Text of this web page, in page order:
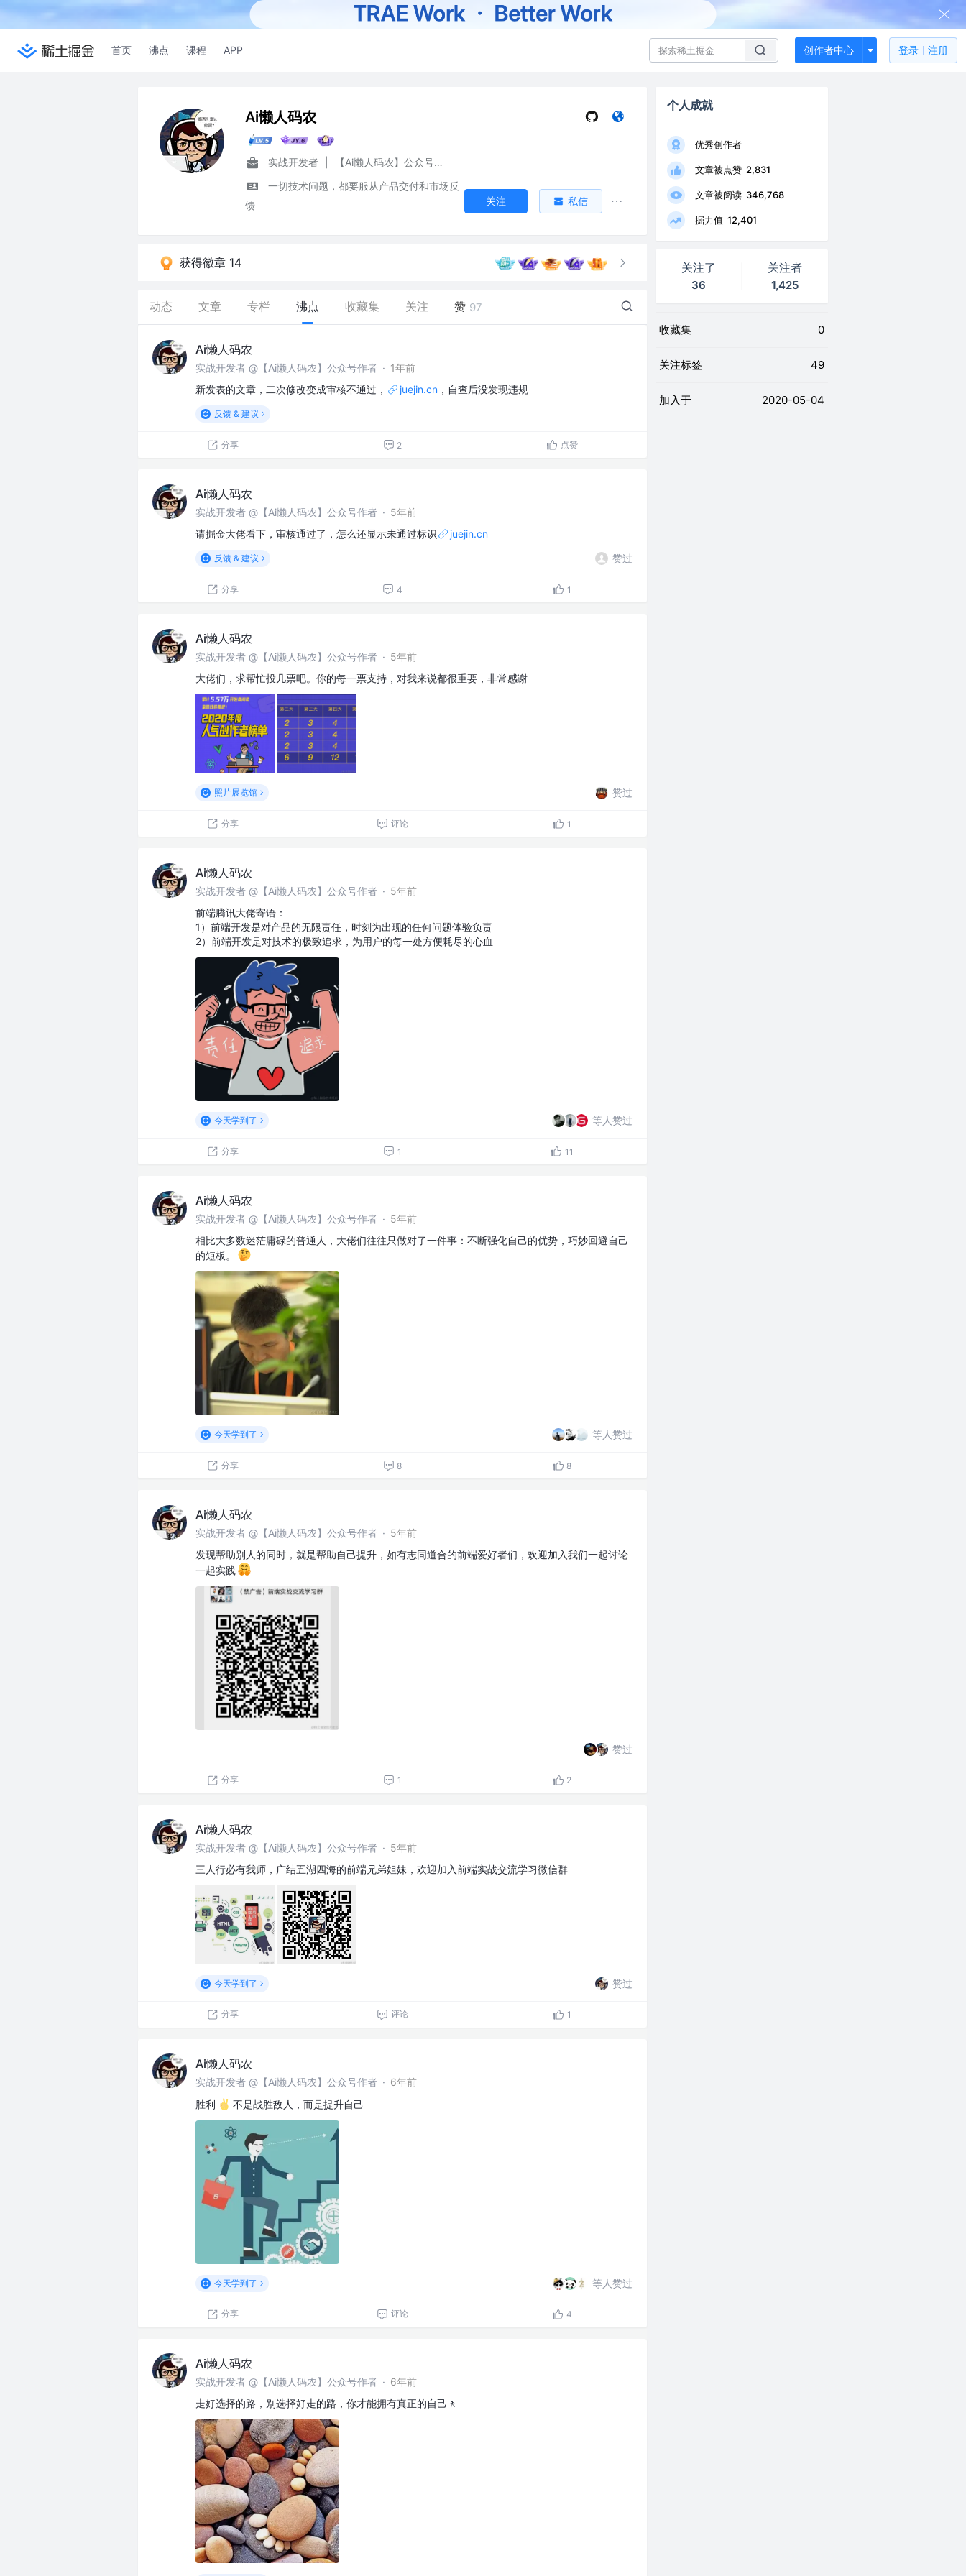
首页 沸点 课程 APP 创作者中心 登录 注册
Ai懒人码农
实战开发者
【Ai懒人码农】公众号作者
一切技术问题，都要服从产品交付和市场反
馈
关注 私信
获得徽章 14
动态 文章 专栏 沸点 收藏集 关注 赞 97
Ai懒人码农
实战开发者 @【Ai懒人码农】公众号作者 · 1年前
新发表的文章，二次修改变成审核不通过，
juejin.cn ，自查后没发现违规
反馈 & 建议
分享 2 点赞
Ai懒人码农
实战开发者 @【Ai懒人码农】公众号作者 · 5年前
请掘金大佬看下，审核通过了，怎么还显示未通过标识
juejin.cn
反馈 & 建议 赞过
分享 4 1
Ai懒人码农
实战开发者 @【Ai懒人码农】公众号作者 · 5年前
大佬们，求帮忙投几票吧。你的每一票支持，对我来说都很重要，非常感谢
照片展览馆 赞过
分享 评论 1
Ai懒人码农
实战开发者 @【Ai懒人码农】公众号作者 · 5年前
前端腾讯大佬寄语：
1）前端开发是对产品的无限责任，时刻为出现的任何问题体验负责
2）前端开发是对技术的极致追求，为用户的每一处方便耗尽的心血
今天学到了 等人赞过
分享 1 11
Ai懒人码农
实战开发者 @【Ai懒人码农】公众号作者 · 5年前
相比大多数迷茫庸碌的普通人，大佬们往往只做对了一件事：不断强化自己的优势，巧妙回避自己
的短板。
今天学到了 等人赞过
分享 8 8
Ai懒人码农
实战开发者 @【Ai懒人码农】公众号作者 · 5年前
发现帮助别人的同时，就是帮助自己提升，如有志同道合的前端爱好者们，欢迎加入我们一起讨论
一起实践
赞过
分享 1 2
Ai懒人码农
实战开发者 @【Ai懒人码农】公众号作者 · 5年前
三人行必有我师，广结五湖四海的前端兄弟姐妹，欢迎加入前端实战交流学习微信群
今天学到了 赞过
分享 评论 1
Ai懒人码农
实战开发者 @【Ai懒人码农】公众号作者 · 6年前
胜利
不是战胜敌人，而是提升自己
今天学到了 等人赞过
分享 评论 4
Ai懒人码农
实战开发者 @【Ai懒人码农】公众号作者 · 6年前
走好选择的路，别选择好走的路，你才能拥有真正的自己🚶
个人成就
优秀创作者
文章被点赞 2,831
文章被阅读 346,768
掘力值 12,401
关注了
36
关注者
1,425
收藏集 0
关注标签 49
加入于 2020-05-04